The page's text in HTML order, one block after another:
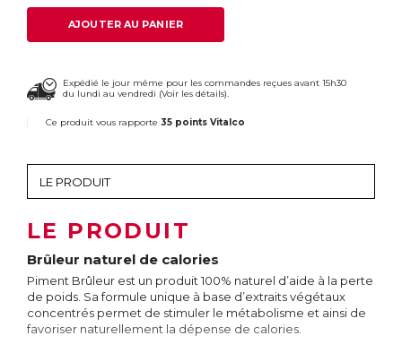
AJOUTER AU PANIER
Expédié le jour même pour les commandes reçues avant 15h30
du lundi au vendredi (Voir les détails).
Ce produit vous rapporte 35 points Vitalco
LE PRODUIT
Brûleur naturel de calories
Piment Brûleur est un produit 100% naturel d’aide à la perte
de poids. Sa formule unique à base d’extraits végétaux
concentrés permet de stimuler le métabolisme et ainsi de
favoriser naturellement la dépense de calories.